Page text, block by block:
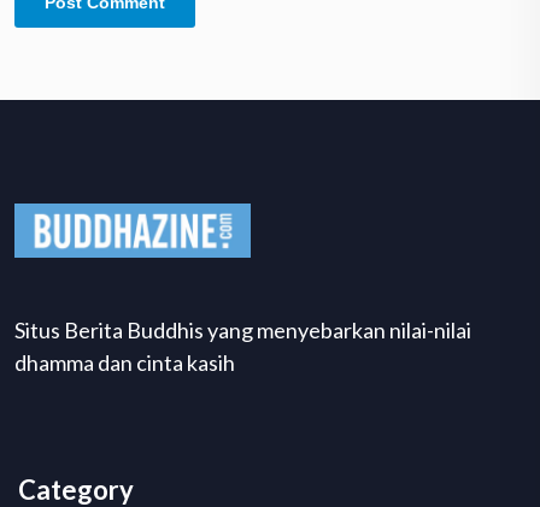
Situs Berita Buddhis yang menyebarkan nilai-nilai
dhamma dan cinta kasih
Category